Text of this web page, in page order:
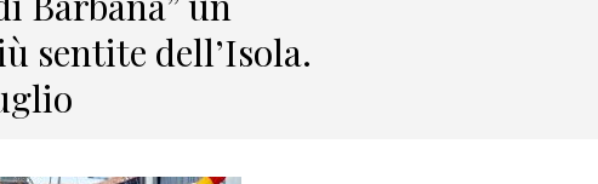
sentite dell’Isola.